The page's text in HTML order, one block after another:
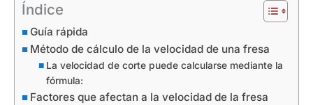
Índice
Guía rápida
Método de cálculo de la velocidad de una fresa
La velocidad de corte puede calcularse mediante la
fórmula:
Factores que afectan a la velocidad de la fresa